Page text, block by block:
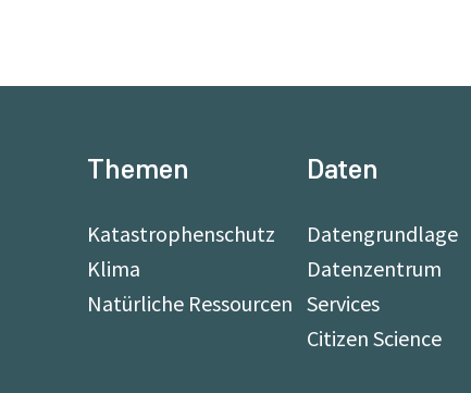
Themen
Katastrophenschutz
Klima
Natürliche Ressourcen
Daten
Datengrundlage
Datenzentrum
Services
Citizen Science